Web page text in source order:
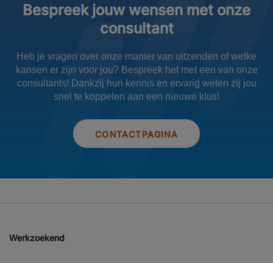
Bespreek jouw wensen met onze
consultant
Heb je vragen over onze manier van uitzenden of welke
kansen er zijn voor jou? Bespreek het met een van onze
consultants! Dankzij hun kennis en ervarig weten zij jou
snel te koppelen aan een nieuwe klus!
CONTACTPAGINA
Werkzoekend